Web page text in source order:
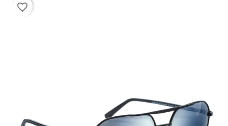
favorite_border